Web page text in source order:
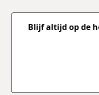
Blijf altijd op de